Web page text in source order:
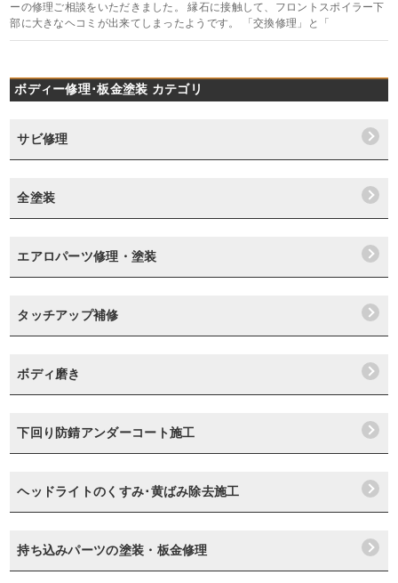
ーの修理ご相談をいただきました。 縁石に接触して、フロントスポイラー下
部に大きなヘコミが出来てしまったようです。 「交換修理」と「
ボディー修理･板金塗装 カテゴリ
サビ修理
全塗装
エアロパーツ修理・塗装
タッチアップ補修
ボディ磨き
下回り防錆アンダーコート施工
ヘッドライトのくすみ･黄ばみ除去施工
持ち込みパーツの塗装・板金修理